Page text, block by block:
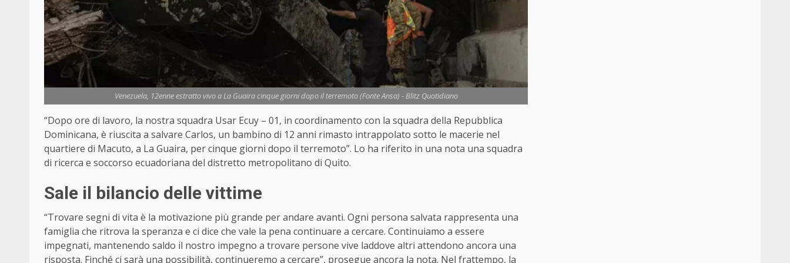
Venezuela, 12enne estratto vivo a La Guaira cinque giorni dopo il terremoto (Fonte Ansa) - Blitz Quotidiano
“Dopo ore di lavoro, la nostra squadra Usar Ecuy – 01, in coordinamento con la squadra della Repubblica
Dominicana, è riuscita a salvare Carlos, un bambino di 12 anni rimasto intrappolato sotto le macerie nel
quartiere di Macuto, a La Guaira, per cinque giorni dopo il terremoto”. Lo ha riferito in una nota una squadra
di ricerca e soccorso ecuadoriana del distretto metropolitano di Quito.
Sale il bilancio delle vittime
“Trovare segni di vita è la motivazione più grande per andare avanti. Ogni persona salvata rappresenta una
famiglia che ritrova la speranza e ci dice che vale la pena continuare a cercare. Continuiamo a essere
impegnati, mantenendo saldo il nostro impegno a trovare persone vive laddove altri attendono ancora una
risposta. Finché ci sarà una possibilità, continueremo a cercare”, prosegue ancora la nota. Nel frattempo, la